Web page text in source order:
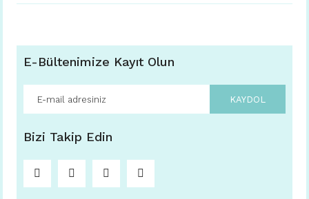
E-Bültenimize Kayıt Olun
KAYDOL
Bizi Takip Edin